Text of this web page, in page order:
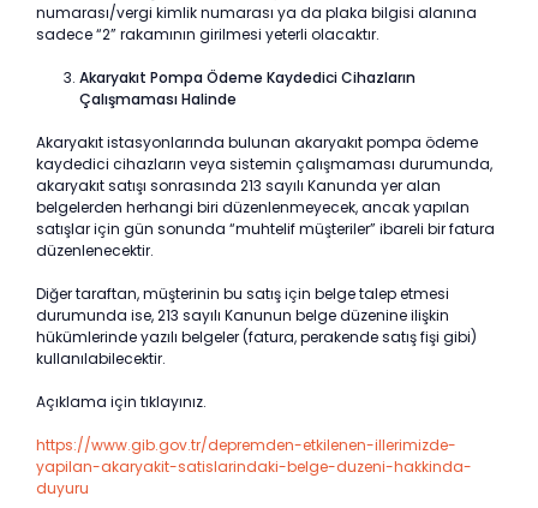
numarası/vergi kimlik numarası ya da plaka bilgisi alanına
sadece “2” rakamının girilmesi yeterli olacaktır.
Akaryakıt Pompa Ödeme Kaydedici Cihazların
Çalışmaması Halinde
Akaryakıt istasyonlarında bulunan akaryakıt pompa ödeme
kaydedici cihazların veya sistemin çalışmaması durumunda,
akaryakıt satışı sonrasında 213 sayılı Kanunda yer alan
belgelerden herhangi biri düzenlenmeyecek, ancak yapılan
satışlar için gün sonunda “muhtelif müşteriler” ibareli bir fatura
düzenlenecektir.
Diğer taraftan, müşterinin bu satış için belge talep etmesi
durumunda ise, 213 sayılı Kanunun belge düzenine ilişkin
hükümlerinde yazılı belgeler (fatura, perakende satış fişi gibi)
kullanılabilecektir.
Açıklama için tıklayınız.
https://www.gib.gov.tr/depremden-etkilenen-illerimizde-
yapilan-akaryakit-satislarindaki-belge-duzeni-hakkinda-
duyuru